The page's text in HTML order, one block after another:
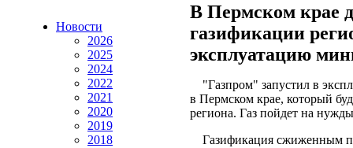
Новости
2026
2025
2024
2022
2021
2020
2019
2018
В Пермском крае
газификации
эксплуатацию
"Газпром" запустил в
в Пермском крае, который
региона. Газ пойдет на
Газификация сжиженным